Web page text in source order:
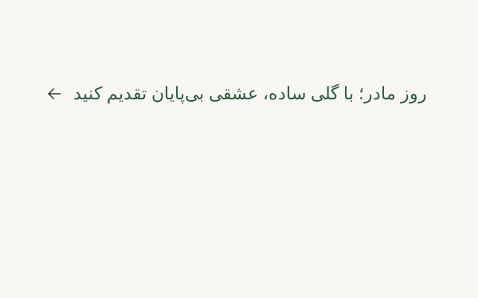
← روز مادر؛ با گلی ساده، عشقی بی‌پایان تقدیم کنید